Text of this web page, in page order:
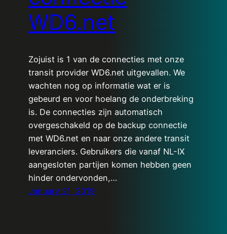
WD6.net
Zojuist is 1 van de connecties met onze
transit provider WD6.net uitgevallen. We
wachten nog op informatie wat er is
gebeurd en voor hoelang de onderbreking
is. De connecties zijn automatisch
overgeschakeld op de backup connectie
met WD6.net en naar onze andere transit
leveranciers. Gebruikers die vanaf NL-IX
aangesloten partijen komen hebben geen
hinder ondervonden,…
January 21, 2019